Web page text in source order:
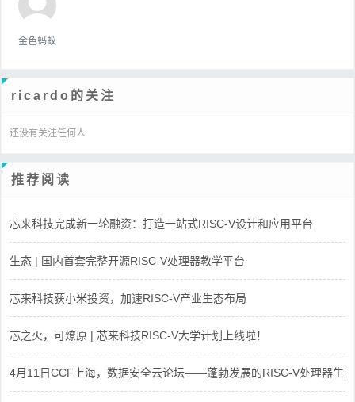
金色蚂蚁
ricardo的关注
还没有关注任何人
推荐阅读
芯来科技完成新一轮融资：打造一站式RISC-V设计和应用平台
生态 | 国内首套完整开源RISC-V处理器教学平台
芯来科技获小米投资，加速RISC-V产业生态布局
芯之火，可燎原 | 芯来科技RISC-V大学计划上线啦！
4月11日CCF上海，数据安全云论坛——蓬勃发展的RISC-V处理器生态